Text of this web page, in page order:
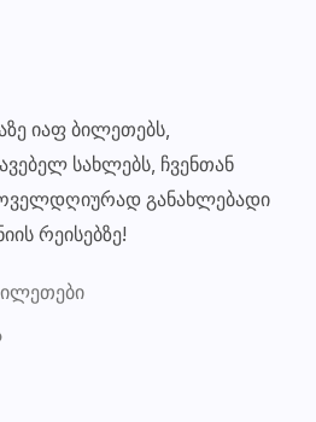
იაფ ბილეთებს,
სახლებს, ჩვენთან
განახლებადი
რეისებზე!